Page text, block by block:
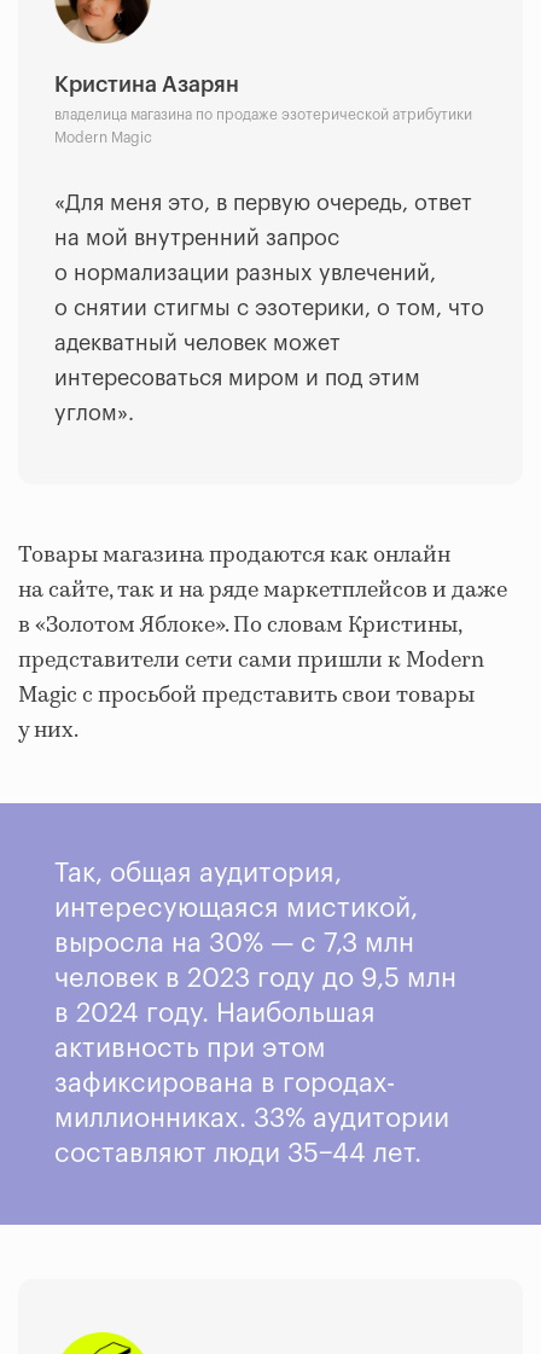
Кристина Азарян
владелица магазина по продаже эзотерической атрибутики
Modern Magic
«Для меня это, в первую очередь, ответ
на мой внутренний запрос
о нормализации разных увлечений,
о снятии стигмы с эзотерики, о том, что
адекватный человек может
интересоваться миром и под этим
углом».
Товары магазина продаются как онлайн
на сайте, так и на ряде маркетплейсов и даже
в «Золотом Яблоке». По словам Кристины,
представители сети сами пришли к Modern
Magic с просьбой представить свои товары
у них.
Так, общая аудитория,
интересующаяся мистикой,
выросла на 30% — с 7,3 млн
человек в 2023 году до 9,5 млн
в 2024 году. Наибольшая
активность при этом
зафиксирована в городах-
миллионниках. 33% аудитории
составляют люди 35−44 лет.